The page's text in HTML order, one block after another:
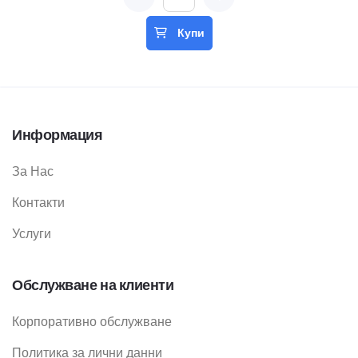
Купи
Информация
За Нас
Контакти
Услуги
Обслужване на клиенти
Корпоративно обслужване
Политика за лични данни